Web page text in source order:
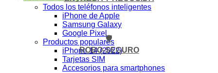
Todos los teléfonos inteligentes
iPhone de Apple
Samsung Galaxy
Google Pixel
Productos populares
iPhone 14 (2022)
Tarjetas SIM
Accesorios para smartphones
🛡️
ROBO-SEGURO